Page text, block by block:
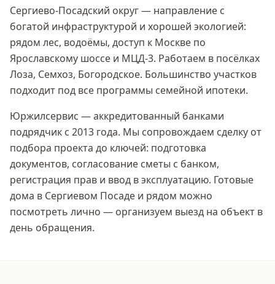
Сергиево-Посадский округ — направление с
богатой инфраструктурой и хорошей экологией:
рядом лес, водоёмы, доступ к Москве по
Ярославскому шоссе и МЦД-3. Работаем в посёлках
Лоза, Семхоз, Богородское. Большинство участков
подходит под все программы семейной ипотеки.
Юржилсервис — аккредитованный банками
подрядчик с 2013 года. Мы сопровождаем сделку от
подбора проекта до ключей: подготовка
документов, согласование сметы с банком,
регистрация прав и ввод в эксплуатацию. Готовые
дома в Сергиевом Посаде и рядом можно
посмотреть лично — организуем выезд на объект в
день обращения.